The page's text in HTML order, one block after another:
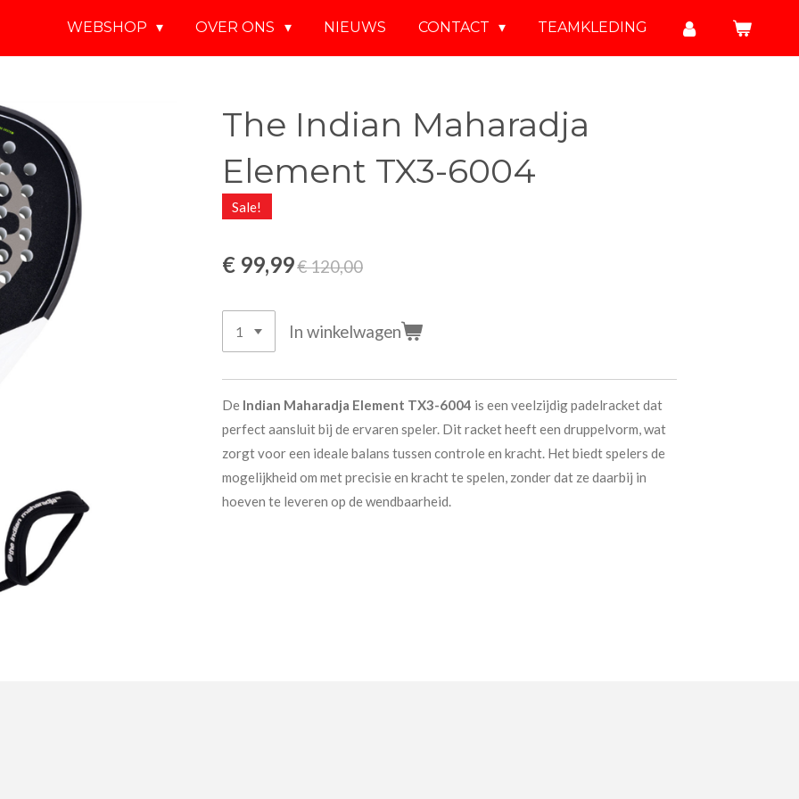
WEBSHOP OVER ONS NIEUWS CONTACT TEAMKLEDING
The Indian Maharadja
Element TX3-6004
Sale!
€ 99,99€ 120,00
In winkelwagen
De Indian Maharadja Element TX3-6004 is een veelzijdig padelracket dat
perfect aansluit bij de ervaren speler. Dit racket heeft een druppelvorm, wat
zorgt voor een ideale balans tussen controle en kracht. Het biedt spelers de
mogelijkheid om met precisie en kracht te spelen, zonder dat ze daarbij in
hoeven te leveren op de wendbaarheid.